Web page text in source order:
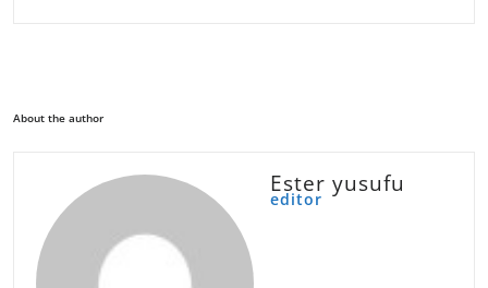
About the author
Ester yusufu
editor